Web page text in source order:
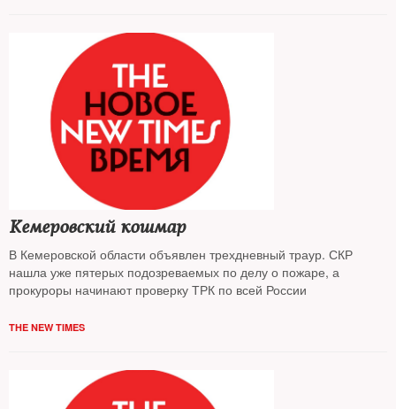
Кемеровский кошмар
В Кемеровской области объявлен трехдневный траур. СКР
нашла уже пятерых подозреваемых по делу о пожаре, а
прокуроры начинают проверку ТРК по всей России
THE NEW TIMES